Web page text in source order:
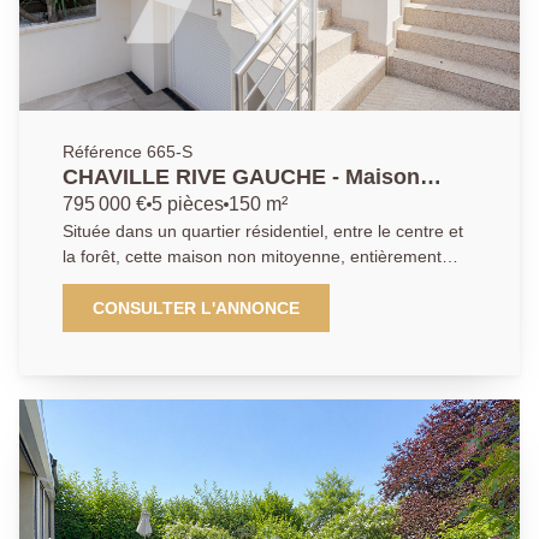
Référence 665-S
CHAVILLE RIVE GAUCHE - Maison
Familiale
795 000 € 5 pièces 150 m²
Située dans un quartier résidentiel, entre le centre et
la forêt, cette maison non mitoyenne, entièrement
rénovée en 2015 vous séduira par son état
impeccable et la qualité des prestations. Elle offre une
agréable pièce de vie avec : séjour, cuisine ouverte,
intégrés, salle de bains et salle de douche. En rez-de-
jardin : buanderie, grande pièce de rangement, loisirs.
Espace jardin et terrasse complètent cet ensemble.
CONSULTER L'ANNONCE